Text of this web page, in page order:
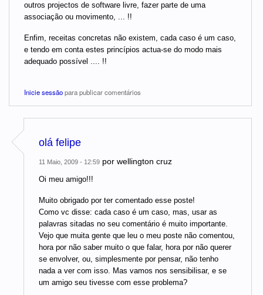
outros projectos de software livre, fazer parte de uma
associação ou movimento, ... !!
Enfim, receitas concretas não existem, cada caso é um caso,
e tendo em conta estes princípios actua-se do modo mais
adequado possível .... !!
Inicie sessãopara publicar comentários
olá felipe
11 Maio, 2009 - 12:59 por wellington cruz
Oi meu amigo!!!
Muito obrigado por ter comentado esse poste!
Como vc disse: cada caso é um caso, mas, usar as
palavras sitadas no seu comentário é muito importante.
Vejo que muita gente que leu o meu poste não comentou,
hora por não saber muito o que falar, hora por não querer
se envolver, ou, simplesmente por pensar, não tenho
nada a ver com isso. Mas vamos nos sensibilisar, e se
um amigo seu tivesse com esse problema?